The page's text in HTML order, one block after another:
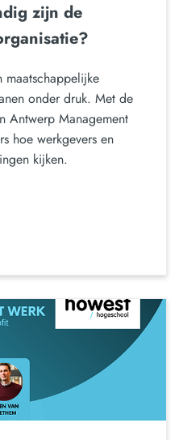
zijn de
maatschappelijke
onder druk. Met de
Antwerp Management
hoe werkgevers en
kijken.